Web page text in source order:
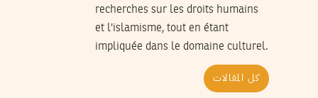
recherches sur les droits humains
et l'islamisme, tout en étant
impliquée dans le domaine culturel.
كل المقالات